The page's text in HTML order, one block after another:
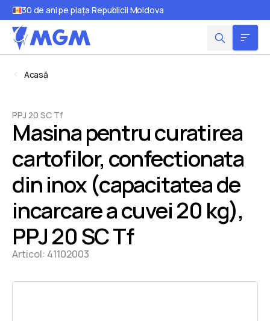
30 de ani pe piața Republicii Moldova
Acasă
PPJ 20 SC Tf
Masina pentru curatirea
cartofilor, confectionata
din inox (capacitatea de
incarcare a cuvei 20 kg),
PPJ 20 SC Tf
Articol: 41102003